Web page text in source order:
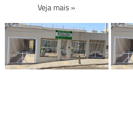
Veja mais »